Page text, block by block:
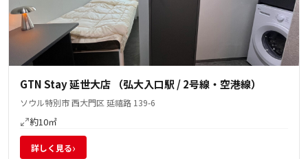
GTN Stay 延世大店 （弘大入口駅 / 2号線・空港線）
ソウル特別市 西大門区 延禧路 139-6
約10㎡
詳しく見る›